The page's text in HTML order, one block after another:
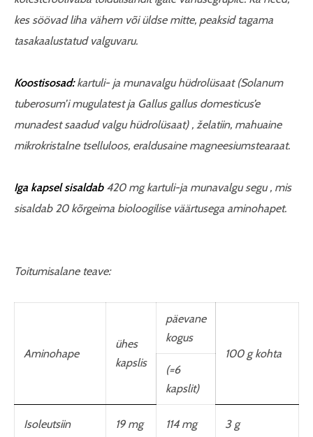
kes söövad liha vähem või üldse mitte, peaksid tagama
tasakaalustatud valguvaru.
Koostisosad:kartuli- ja munavalgu hüdrolüsaat (Solanum
tuberosum’i mugulatest ja Gallus gallus domesticus’e
munadest saadud valgu hüdrolüsaat) , želatiin, mahuaine
mikrokristalne tselluloos, eraldusaine magneesiumstearaat.
Iga kapsel sisaldab420 mg kartuli-ja munavalgu segu , mis
sisaldab 20 kõrgeima bioloogilise väärtusega aminohapet.
Toitumisalane teave:
Aminohape
ühes
kapslis
päevane
kogus
100 g kohta
(=6
kapslit)
Isoleutsiin 19 mg 114 mg 3 g